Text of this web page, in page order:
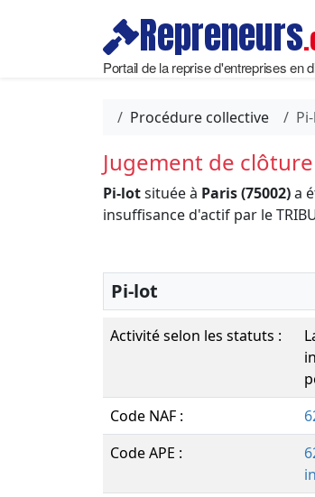
Repreneurs
Portail de la reprise d'entreprises en
Procédure collective
Jugement de
Pi-lotsituée à Paris (75002)a
insuffisance d'actif par le
Pi-lot
Activité selon les statuts :
Code NAF :
Code APE :